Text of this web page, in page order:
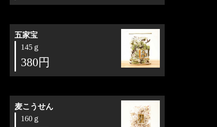
五家宝
145ｇ
380円
麦こうせん
160ｇ